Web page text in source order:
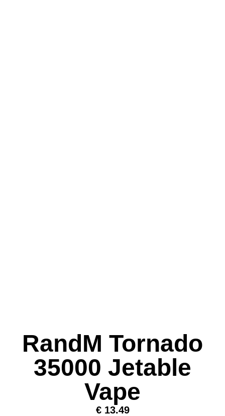
RandM Tornado
35000 Jetable
Vape
€13.49